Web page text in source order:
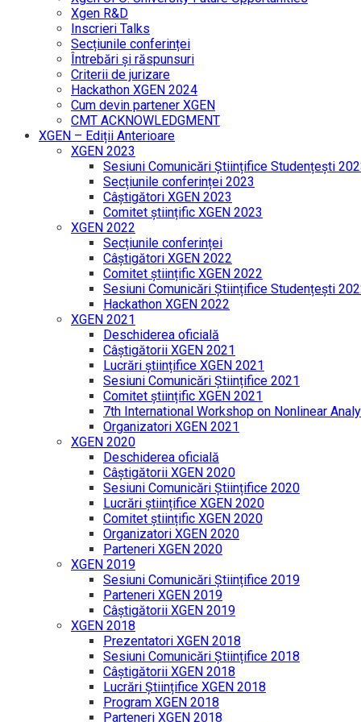
Xgen R&D
Inscrieri Talks
Secțiunile conferinței
Întrebări și răspunsuri
Criterii de jurizare
Hackathon XGEN 2024
Cum devin partener XGEN
CMT ACKNOWLEDGMENT
XGEN – Ediții Anterioare
XGEN 2023
Sesiuni Comunicări Științifice Studențești
Secțiunile conferinței 2023
Câștigători XGEN 2023
Comitet științific XGEN 2023
XGEN 2022
Secțiunile conferinței
Câștigători XGEN 2022
Comitet științific XGEN 2022
Sesiuni Comunicări Științifice Studențești
Hackathon XGEN 2022
XGEN 2021
Deschiderea oficială
Câștigătorii XGEN 2021
Lucrări științifice XGEN 2021
Sesiuni Comunicări Științifice 2021
Comitet științific XGEN 2021
7th International Workshop on Nonlinear
Organizatori XGEN 2021
XGEN 2020
Deschiderea oficială
Câștigătorii XGEN 2020
Sesiuni Comunicări Științifice 2020
Lucrări științifice XGEN 2020
Comitet științific XGEN 2020
Organizatori XGEN 2020
Parteneri XGEN 2020
XGEN 2019
Sesiuni Comunicări Științifice 2019
Parteneri XGEN 2019
Câștigătorii XGEN 2019
XGEN 2018
Prezentatori XGEN 2018
Sesiuni Comunicări Științifice 2018
Câștigătorii XGEN 2018
Lucrări Științifice XGEN 2018
Program XGEN 2018
Parteneri XGEN 2018